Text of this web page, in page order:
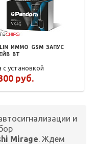
LIN ИММО GSM ЗАПУС
BT
с установкой
руб.
и
Mirage. Ждем